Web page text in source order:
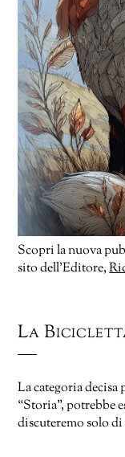
Scopri la nuova
sito dell’Editore,
La
La categoria decisa
“Storia”, potrebbe
discuteremo solo